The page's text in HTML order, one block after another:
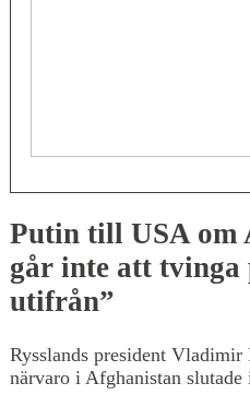
Putin till USA om
går inte att tvinga
utifrån”
Rysslands president Vladimir
närvaro i Afghanistan slutade